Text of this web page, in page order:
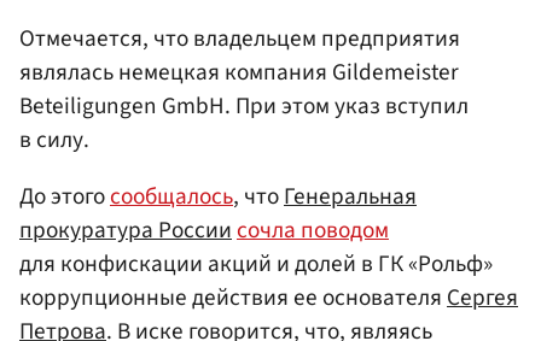
Отмечается, что владельцем предприятия
являлась немецкая компания Gildemeister
Beteiligungen GmbH. При этом указ вступил
в силу.
До этогосообщалось, чтоГенеральная
прокуратура Россиисочла поводом
для конфискации акций и долей в ГК «Рольф»
коррупционные действия ее основателяСергея
Петрова. В иске говорится, что, являясь